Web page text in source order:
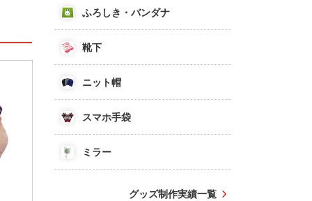
ふろしき・バンダナ
靴下
ニット帽
スマホ手袋
ミラー
グッズ制作実績一覧